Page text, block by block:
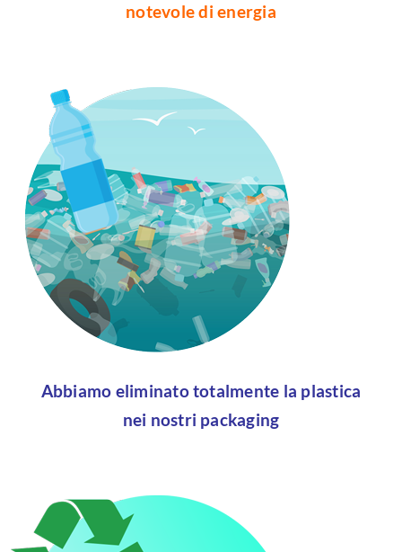
notevole di energia
Abbiamo eliminato totalmente la plastica
nei nostri packaging